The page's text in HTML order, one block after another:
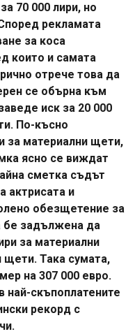
70 000 лири, но
рекламата
за коса
които и самата
отрече това да
се обърна към
иск за 20 000
По-късно
за материални щети,
ясно се виждат
сметка съдът
актрисата и
обезщетение за
бе задължена да
за материални
Така сумата,
на 307 000 евро.
най-скъпоплатените
рекорд с